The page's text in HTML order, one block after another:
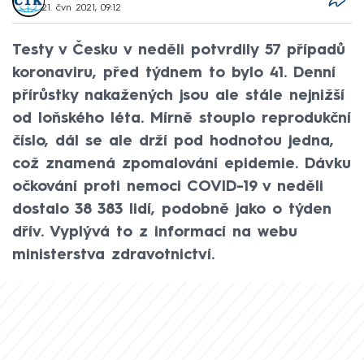
21. čvn 2021, 09:12
Testy v Česku v neděli potvrdily 57 případů
koronaviru, před týdnem to bylo 41. Denní
přírůstky nakažených jsou ale stále nejnižší
od loňského léta. Mírně stouplo reprodukční
číslo, dál se ale drží pod hodnotou jedna,
což znamená zpomalování epidemie. Dávku
očkování proti nemoci COVID-19 v neděli
dostalo 38 383 lidí, podobně jako o týden
dřív. Vyplývá to z informací na webu
ministerstva zdravotnictví.